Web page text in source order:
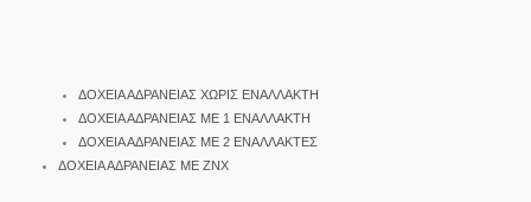
ΔΟΧΕΙΑ ΑΔΡΑΝΕΙΑΣ ΧΩΡΙΣ ΕΝΑΛΛΑΚΤΗ
ΔΟΧΕΙΑ ΑΔΡΑΝΕΙΑΣ ΜΕ 1 ΕΝΑΛΛΑΚΤΗ
ΔΟΧΕΙΑ ΑΔΡΑΝΕΙΑΣ ΜΕ 2 ΕΝΑΛΛΑΚΤΕΣ
ΔΟΧΕΙΑ ΑΔΡΑΝΕΙΑΣ ΜΕ ΖΝΧ